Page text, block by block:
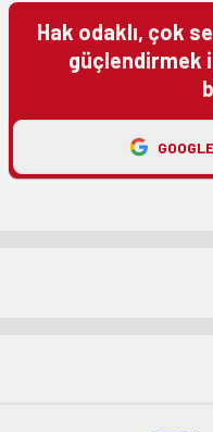
Hak odaklı, çok
güçlendirmek